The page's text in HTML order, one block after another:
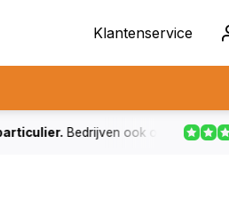
Klantenservice
Bedrijven ook op rekening